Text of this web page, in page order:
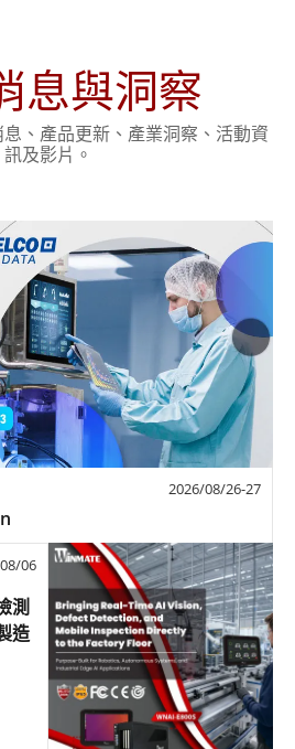
息與洞察
、產品更新、產業洞察、活動資
訊及影片。
2026/08/26-27
06
測
造